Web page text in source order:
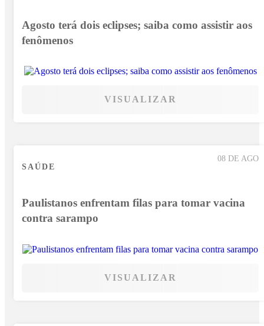
Agosto terá dois eclipses; saiba como assistir aos
fenômenos
VISUALIZAR
08 DE AGO
SAÚDE
Paulistanos enfrentam filas para tomar vacina
contra sarampo
VISUALIZAR